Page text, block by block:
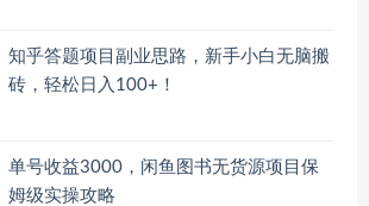
知乎答题项目副业思路，新手小白无脑搬
砖，轻松日入100+！
单号收益3000，闲鱼图书无货源项目保
姆级实操攻略